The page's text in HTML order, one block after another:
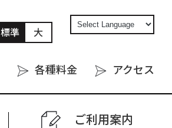
標準 大
各種料金 アクセス
ご利⽤案内